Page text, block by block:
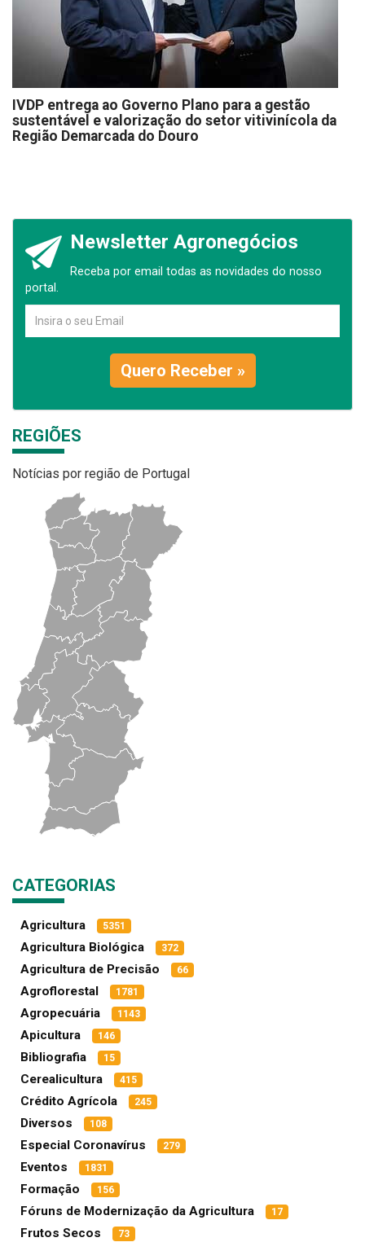
IVDP entrega ao Governo Plano para a gestão
sustentável e valorização do setor vitivinícola da
Região Demarcada do Douro
Newsletter Agronegócios
Receba por email todas as novidades do nosso
portal.
Quero Receber »
REGIÕES
Notícias por região de Portugal
CATEGORIAS
Agricultura 5351
Agricultura Biológica 372
Agricultura de Precisão 66
Agroflorestal 1781
Agropecuária 1143
Apicultura 146
Bibliografia 15
Cerealicultura 415
Crédito Agrícola 245
Diversos 108
Especial Coronavírus 279
Eventos 1831
Formação 156
Fóruns de Modernização da Agricultura 17
Frutos Secos 73